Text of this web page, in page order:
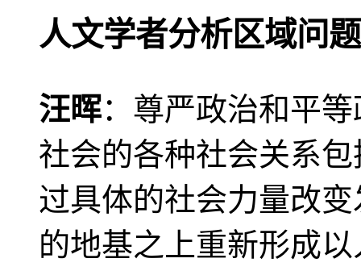
人文学者分析区域问题
汪晖：尊严政治和平
社会的各种社会关系
过具体的社会力量改
的地基之上重新形成